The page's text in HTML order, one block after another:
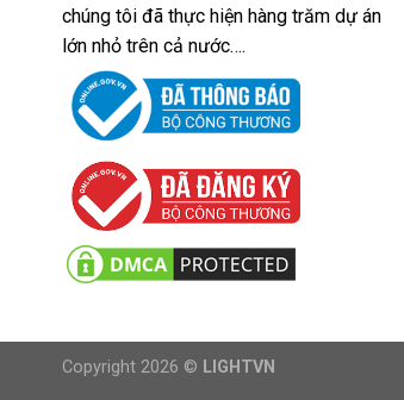
chúng tôi đã thực hiện hàng trăm dự án
lớn nhỏ trên cả nước….
Copyright 2026 © LIGHTVN